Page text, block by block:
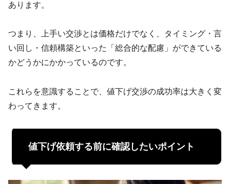
あります。
つまり、上手い交渉とは価格だけでなく、タイミング・言
い回し・信頼構築といった「総合的な配慮」ができている
かどうかにかかっているのです。
これらを意識することで、値下げ交渉の成功率は大きく変
わってきます。
値下げ依頼する前に確認したいポイント